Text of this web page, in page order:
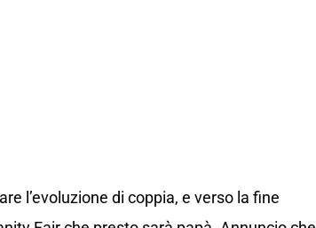
l’evoluzione di coppia, e verso la fine